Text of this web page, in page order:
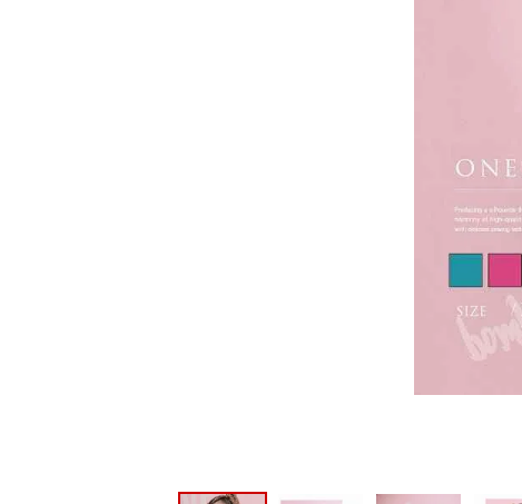
装のトータルコーディネートのご提案。 ボムシェルならではの最新で斬新な
デはイメージしやすく、全てボムシェルでご購入可能。 普段着とは差別化